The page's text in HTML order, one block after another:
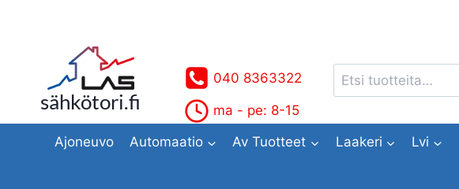
sähkötori.fi
040 8363322
ma - pe: 8-15
Etsi:
Ajoneuvo Automaatio Av Tuotteet Laakeri Lvi